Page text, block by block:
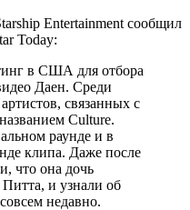
Entertainment сообщил
Today:
в США для отбора
Даен. Среди
связанных с
Culture.
раунде и в
клипа. Даже после
что она дочь
и узнали об
недавно.